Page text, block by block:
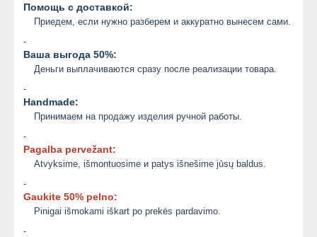
Помощь с доставкой:
Приедем, если нужно разберем и аккуратно вынесем сами.
-
Ваша выгода 50%:
Деньги выплачиваются сразу после реализации товара.
-
Handmade:
Принимаем на продажу изделия ручной работы.
-
Pagalba pervežant:
Atvyksime, išmontuosime и patys išnešime jūsų baldus.
-
Gaukite 50% pelno:
Pinigai išmokami iškart po prekės pardavimo.
-